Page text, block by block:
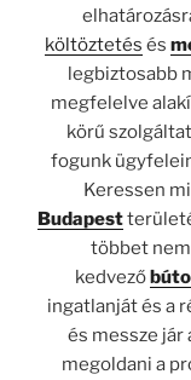
költöztetés és
legbiztosabb
megfelelve
körű
fogunk
Keressen
Budapest
többet
kedvező
ingatlanját és a
és messze jár
megoldani a